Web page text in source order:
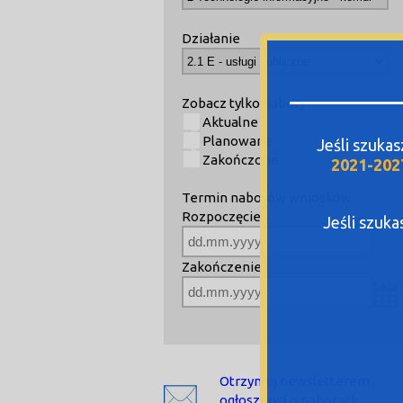
Działanie
Zobacz tylko nabory
Aktualne
Planowane
Zakończone
Termin naborów wniosków
Rozpoczęcie
Zakończenie
Otrzymuj newsletterem
ogłoszenia o naborach
Jeśli
2021-
Jeśli